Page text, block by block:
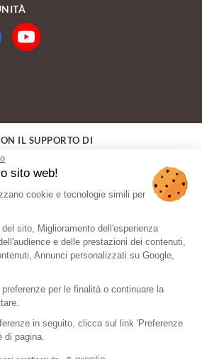
sito web!
cookie e tecnologie simili per
sito, Miglioramento dell'esperienza
e delle prestazioni dei contenuti,
Annunci personalizzati su Google,
per le finalità o continuare la
in seguito, clicca sul link 'Preferenze
di pagina.
IL SUPPORTO DI